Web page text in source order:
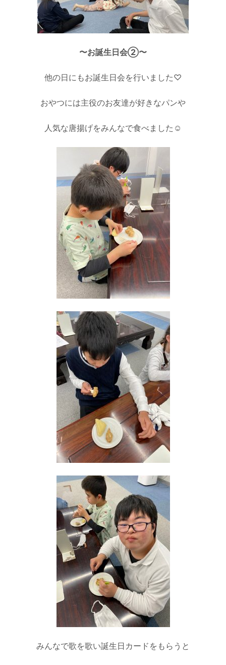
〜お誕生日会②〜
他の日にもお誕生日会を行いました♡
おやつには主役のお友達が好きなパンや
人気な唐揚げをみんなで食べました☺️
みんなで歌を歌い誕生日カードをもらうと